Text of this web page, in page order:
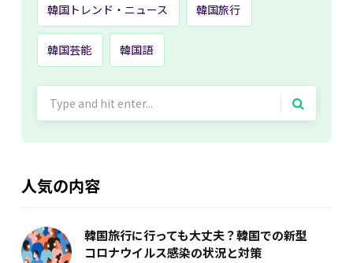
韓国トレンド・ニュース 韓国旅行
韓国芸能 韓国語
人気の内容
韓国旅行に行っても大丈夫？韓国での新型
コロナウイルス感染の状況と対策